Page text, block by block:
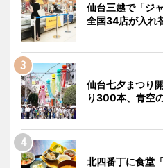
仙台三越で「ジ
全国34店が入れ
仙台七夕まつり
り300本、青空
北四番丁に食堂